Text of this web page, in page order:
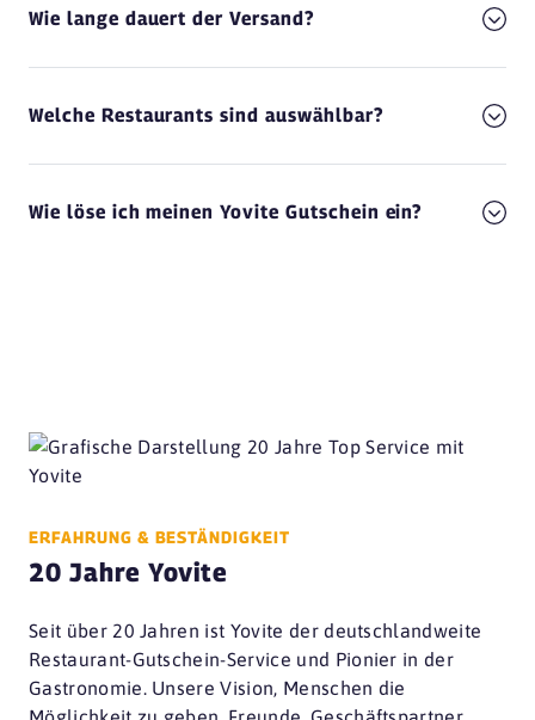
Wie lange dauert der Versand?
Welche Restaurants sind auswählbar?
Wie löse ich meinen Yovite Gutschein ein?
ERFAHRUNG & BESTÄNDIGKEIT
20 Jahre Yovite
Seit über 20 Jahren ist Yovite der deutschlandweite
Restaurant-Gutschein-Service und Pionier in der
Gastronomie. Unsere Vision, Menschen die